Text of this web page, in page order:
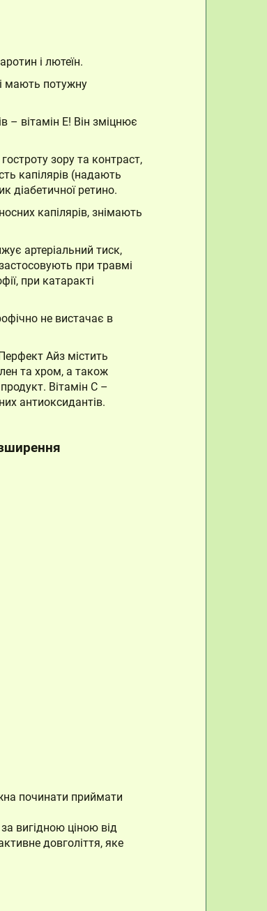
і лютеїн.
мають потужну
– вітамін Е! Він зміцнює
зору та контраст,
капілярів (надають
діабетичної ретино.
капілярів, знімають
артеріальний тиск,
при травмі
при катаракті
не вистачає в
Айз містить
та хром, а також
Вітамін С –
антиоксидантів.
починати приймати
вигідною ціною від
довголіття, яке